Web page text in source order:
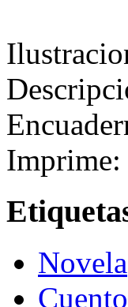
Imprime:
Novela
Cuento